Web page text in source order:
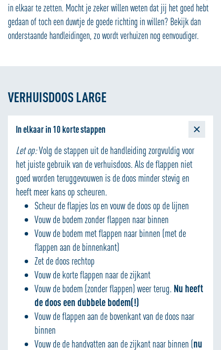
in elkaar te zetten. Mocht je zeker willen weten dat jij het goed hebt
gedaan of toch een duwtje de goede richting in willen? Bekijk dan
onderstaande handleidingen, zo wordt verhuizen nog eenvoudiger.
VERHUISDOOS LARGE
In elkaar in 10 korte stappen
Let op:Volg de stappen uit de handleiding zorgvuldig voor
het juiste gebruik van de verhuisdoos. Als de flappen niet
goed worden teruggevouwen is de doos minder stevig en
heeft meer kans op scheuren.
Scheur de flapjes los en vouw de doos op de lijnen
Vouw de bodem zonder flappen naar binnen
Vouw de bodem met flappen naar binnen (met de
flappen aan de binnenkant)
Zet de doos rechtop
Vouw de korte flappen naar de zijkant
Vouw de bodem (zonder flappen) weer terug. Nu heeft
de doos een dubbele bodem(!)
Vouw de flappen aan de bovenkant van de doos naar
binnen
Vouw de de handvatten aan de zijkant naar binnen (nu